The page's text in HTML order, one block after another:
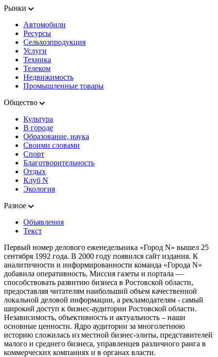
Рынки
Автомобили
Ресурсы
Сельхозпродукция
Услуги
Техника
Телеком
Недвижимость
Промышленные товары
Общество
Культура
В городе
Образование, наука
Своими словами
Спорт
Благотворительность
Отдых
Клуб N
Экология
Разное
Объявления
Текст
Первый номер делового еженедельника «Город N» вышел 25
сентября 1992 года. В 2000 году появился сайт издания. К
аналитичности и информированности команда «Города N»
добавила оперативность. Миссия газеты и портала —
способствовать развитию бизнеса в Ростовской области,
предоставляя читателям наибольший объем качественной
локальной деловой информации, а рекламодателям - самый
широкий доступ к бизнес-аудитории Ростовской области.
Независимость, объективность и актуальность – наши
основные ценности. Ядро аудитории за многолетнюю
историю сложилась из местной бизнес-элиты, представителей
малого и среднего бизнеса, управленцев различного ранга в
коммерческих компаниях и в органах власти.